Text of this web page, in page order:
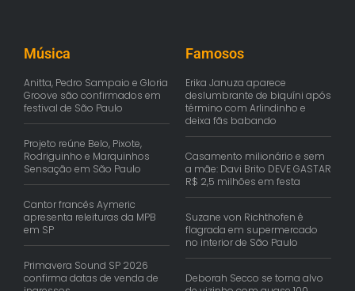
Música
Anitta, Pedro Sampaio e Gloria
Groove são confirmados em
festival de São Paulo
Projeto reúne Belo, Pixote,
Rodriguinho e Marquinhos
Sensação em São Paulo
Cantor francês Aymeric
apresenta releituras da MPB
em SP
Primavera Sound SP 2026
confirma datas de venda de
Famosos
Erika Januza aparece
deslumbrante de biquíni após
término com Arlindinho e
deixa fãs babando
Casamento milionário e sem
a mãe: Davi Brito DEVE GASTAR
R$ 2,5 milhões em festa
Suzane von Richthofen é
flagrada em supermercado
no interior de São Paulo
Deborah Secco se torna alvo